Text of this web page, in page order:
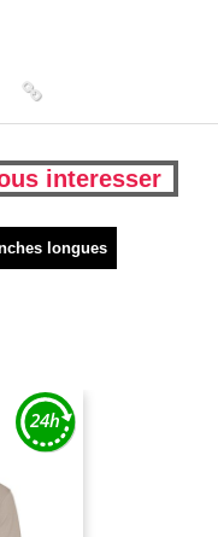
interesser
longues